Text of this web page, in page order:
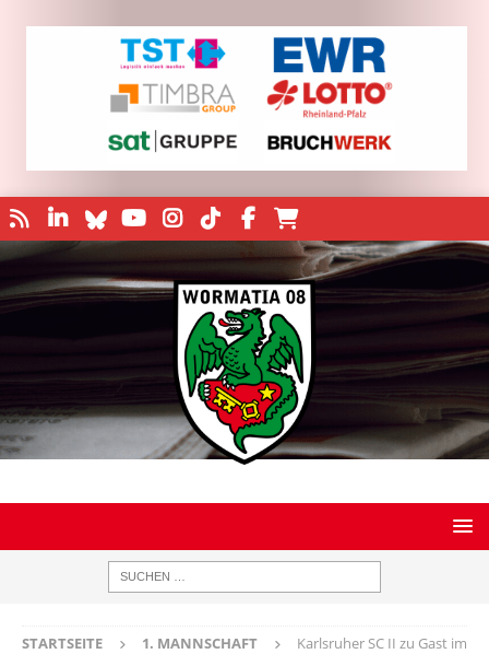
STARTSEITE 1. MANNSCHAFT
Karlsruher SC II zu Gast im